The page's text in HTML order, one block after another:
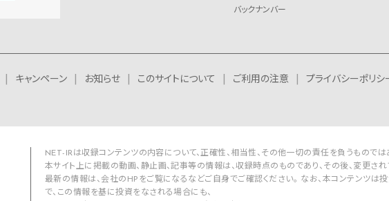
バックナンバー
キャンペーン お知らせ このサイトについて ご利用の注意 プライバシーポリシ
NET-IRは収録コンテンツの内容について、正確性、相当性、その他一切の責任を負うものでは
本サイト上に掲載の動画、静止画、記事等の情報は、収録時点のものであり、その後、変更され
最新の情報は、会社のHPをご覧になるなどご自身でご確認ください。 なお、本コンテンツは
で、この情報を基に投資をなされる場合にも、